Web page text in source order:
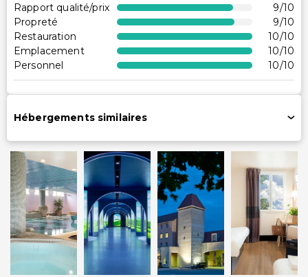
Coffre-fort à la réception
Personnel multilingue
Service de blanchisserie
Service de blanchisserie/nettoyage à sec
Rapport qualité/prix
9/10
Propreté
9/10
Restauration
10/10
Emplacement
10/10
Personnel
10/10
Hébergements similaires